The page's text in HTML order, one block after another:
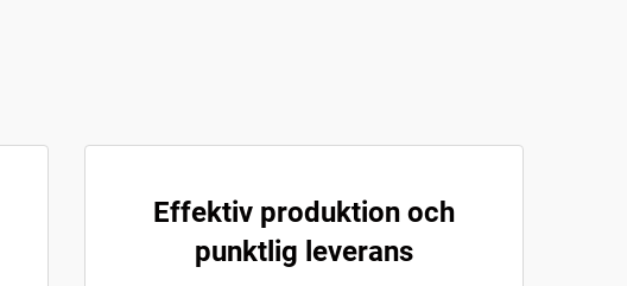
Effektiv produktion och
punktlig leverans